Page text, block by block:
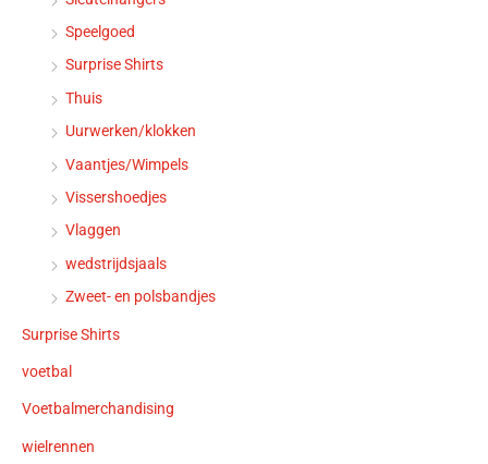
Speelgoed
Surprise Shirts
Thuis
Uurwerken/klokken
Vaantjes/Wimpels
Vissershoedjes
Vlaggen
wedstrijdsjaals
Zweet- en polsbandjes
Surprise Shirts
voetbal
Voetbalmerchandising
wielrennen